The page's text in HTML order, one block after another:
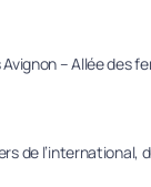
– Allée des
de l’international,